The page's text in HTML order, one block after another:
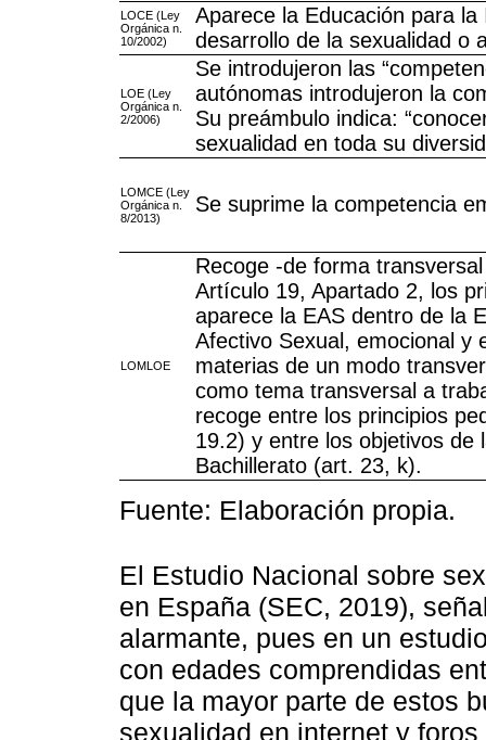
LOCE (Ley
Orgánica n.
10/2002)
Aparece la Educación para
desarrollo de la sexualidad o
LOE (Ley
Orgánica n.
2/2006)
Se introdujeron las
autónomas introdujeron la
Su preámbulo indica:
sexualidad en toda su
LOMCE (Ley
Orgánica n.
8/2013)
Se suprime la competencia
LOMLOE
Recoge -de forma
Artículo 19, Apartado 2, los
aparece la EAS dentro de la
Afectivo Sexual, emocional y
materias de un modo
como tema transversal a
recoge entre los principios
19.2) y entre los objetivos de
Bachillerato (art. 23, k).
Fuente: Elaboración propia.
El Estudio Nacional sobre
en España (SEC, 2019),
alarmante, pues en un
con edades comprendidas
que la mayor parte de estos
sexualidad en internet y